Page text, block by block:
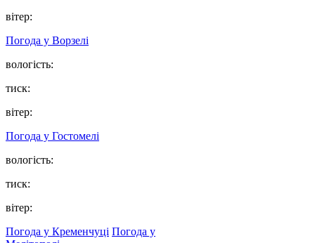
вітер:
Погода у Ворзелі
вологість:
тиск:
вітер:
Погода у Гостомелі
вологість:
тиск:
вітер:
Погода у Кременчуці Погода у